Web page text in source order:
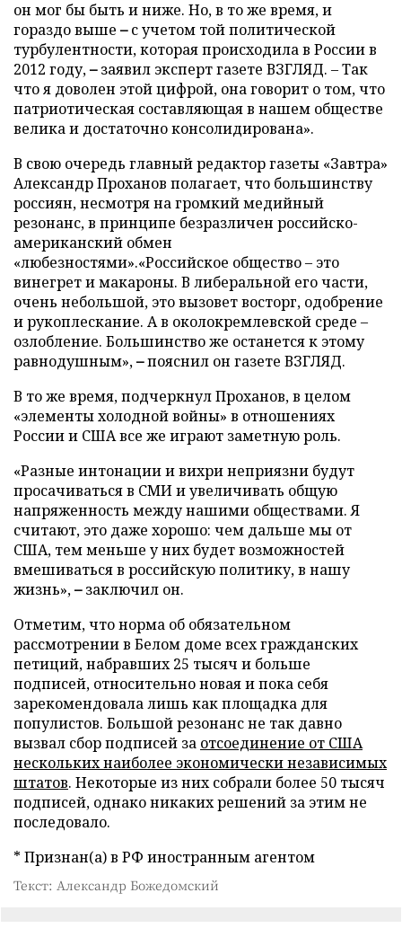
он мог бы быть и ниже. Но, в то же время, и
гораздо выше –с учетом той политической
турбулентности, которая происходила в России в
2012 году,–заявил эксперт газете ВЗГЛЯД. – Так
что я доволен этой цифрой, она говорит о том, что
патриотическая составляющая в нашем обществе
велика и достаточно консолидирована».
В свою очередь главный редактор газеты «Завтра»
Александр Проханов полагает, что большинству
россиян, несмотря на громкий медийный
резонанс, в принципе безразличен российско-
американский обмен
«любезностями».«Российское общество – это
винегрет и макароны. В либеральной его части,
очень небольшой, это вызовет восторг, одобрение
и рукоплескание. А в околокремлевской среде –
озлобление. Большинство же останется к этому
равнодушным»,–пояснил он газете ВЗГЛЯД.
В то же время, подчеркнул Проханов, в целом
«элементы холодной войны» в отношениях
России и США все же играют заметную роль.
«Разные интонации и вихри неприязни будут
просачиваться в СМИ и увеличивать общую
напряженность между нашими обществами. Я
считают, это даже хорошо: чем дальше мы от
США, тем меньше у них будет возможностей
вмешиваться в российскую политику, в нашу
жизнь»,–заключил он.
Отметим, что норма об обязательном
рассмотрении в Белом доме всех гражданских
петиций, набравших 25 тысяч и больше
подписей, относительно новая и пока себя
зарекомендовала лишь как площадка для
популистов. Большой резонанс не так давно
вызвал сбор подписей за отсоединение от США
нескольких наиболее экономически независимых
штатов. Некоторые из них собрали более 50 тысяч
подписей, однако никаких решений за этим не
последовало.
* Признан(а) в РФ иностранным агентом
Текст: Александр Божедомский